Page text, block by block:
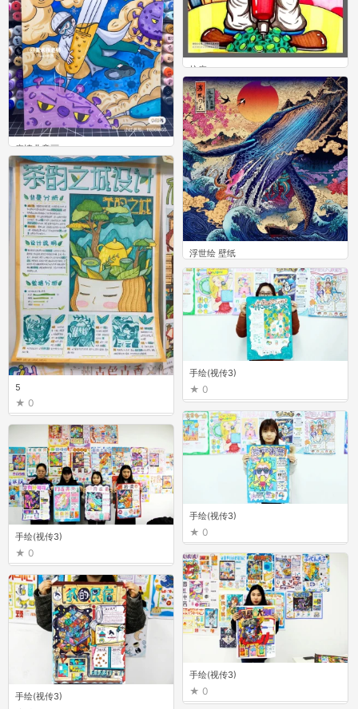
疫情儿童画
5
浮世绘 壁纸
17
手绘(视传3)
0
5
0
手绘(视传3)
0
手绘(视传3)
手绘(视传3)
0
手绘(视传3)
0
抗疫
1